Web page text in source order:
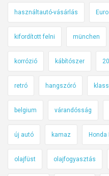
használtautó-vásárlás
kifordított felni münchen
korrózió kábítószer 20
retró hangszóró
belgium várandósság
új autó kamaz Honda
olajfüst olajfogyasztás